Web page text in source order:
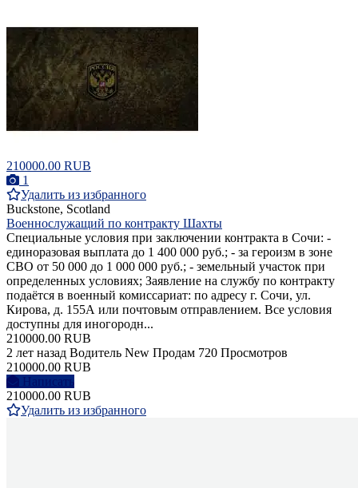
210000.00 RUB
1
Удалить из избранного
Buckstone, Scotland
Военнослужащий по контракту Шахты
Специальные условия при заключении контракта в Сочи: -
единоразовая выплата до 1 400 000 руб.; - за героизм в зоне
СВО от 50 000 до 1 000 000 руб.; - земельный участок при
определенных условиях; Заявление на службу по контракту
подаётся в военный комиссариат: по адресу г. Сочи, ул.
Кирова, д. 155А или почтовым отправлением. Все условия
доступны для иногородн...
210000.00 RUB
2 лет назад Водитель New Продам 720 Просмотров
210000.00 RUB
Написать
210000.00 RUB
Удалить из избранного